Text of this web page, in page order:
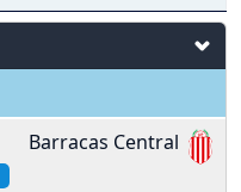
Barracas Central